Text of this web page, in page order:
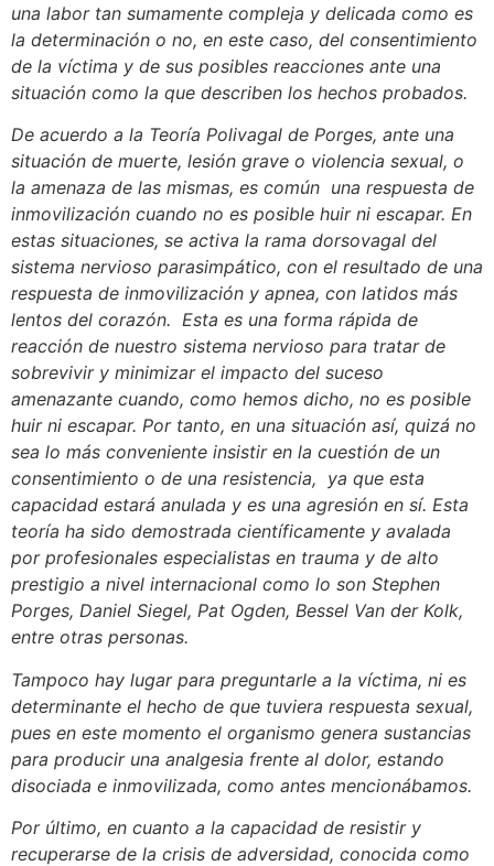
una labor tan sumamente compleja y delicada como es
la determinación o no, en este caso, del consentimiento
de la víctima y de sus posibles reacciones ante una
situación como la que describen los hechos probados.
De acuerdo a la Teoría Polivagal de Porges, ante una
situación de muerte, lesión grave o violencia sexual, o
la amenaza de las mismas, es común una respuesta de
inmovilización cuando no es posible huir ni escapar. En
estas situaciones, se activa la rama dorsovagal del
sistema nervioso parasimpático, con el resultado de una
respuesta de inmovilización y apnea, con latidos más
lentos del corazón. Esta es una forma rápida de
reacción de nuestro sistema nervioso para tratar de
sobrevivir y minimizar el impacto del suceso
amenazante cuando, como hemos dicho, no es posible
huir ni escapar. Por tanto, en una situación así, quizá no
sea lo más conveniente insistir en la cuestión de un
consentimiento o de una resistencia, ya que esta
capacidad estará anulada y es una agresión en sí. Esta
teoría ha sido demostrada científicamente y avalada
por profesionales especialistas en trauma y de alto
prestigio a nivel internacional como lo son Stephen
Porges, Daniel Siegel, Pat Ogden, Bessel Van der Kolk,
entre otras personas.
Tampoco hay lugar para preguntarle a la víctima, ni es
determinante el hecho de que tuviera respuesta sexual,
pues en este momento el organismo genera sustancias
para producir una analgesia frente al dolor, estando
disociada e inmovilizada, como antes mencionábamos.
Por último, en cuanto a la capacidad de resistir y
recuperarse de la crisis de adversidad, conocida como